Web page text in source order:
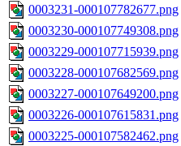
0003231-000107782677.png
0003230-000107749308.png
0003229-000107715939.png
0003228-000107682569.png
0003227-000107649200.png
0003226-000107615831.png
0003225-000107582462.png